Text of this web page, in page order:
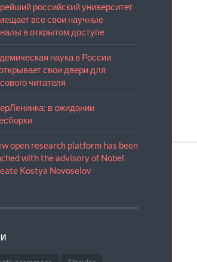
российский университет
все свои научные
в открытом доступе
наука в России
свои двери для
читателя
в ожидании
open research platform has been
with the advisory of Nobel
Kostya Novoselov